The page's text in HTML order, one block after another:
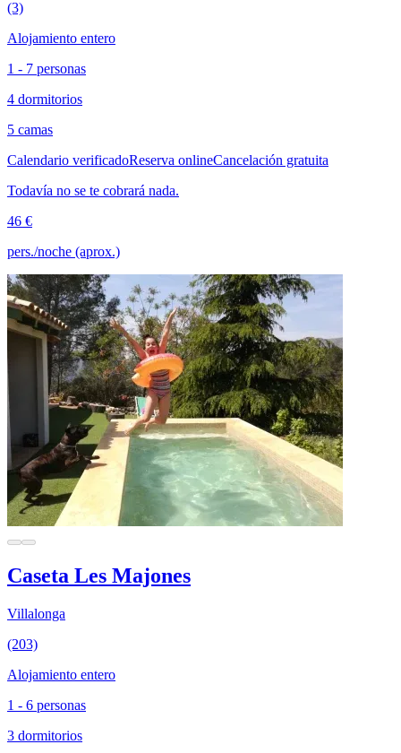
(3)
Alojamiento entero
1 - 7 personas
4 dormitorios
5 camas
Calendario verificadoReserva onlineCancelación gratuita
Todavía no se te cobrará nada.
46 €
pers./noche (aprox.)
Caseta Les Majones
Villalonga
(203)
Alojamiento entero
1 - 6 personas
3 dormitorios